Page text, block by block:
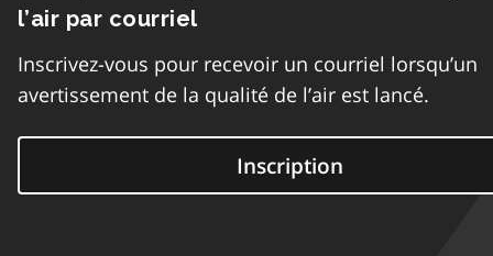
l’air par courriel
Inscrivez-vous pour recevoir un courriel lorsqu’un
avertissement de la qualité de l’air est lancé.
Inscription